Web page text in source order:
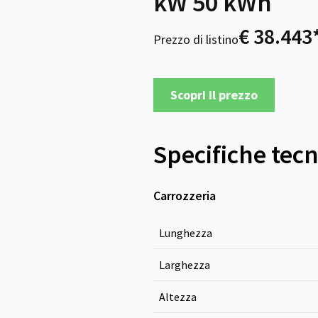
Prezzo di listino€
Scopri il prezzo
Specifiche
Carrozzeria
Lunghezza
Larghezza
Altezza